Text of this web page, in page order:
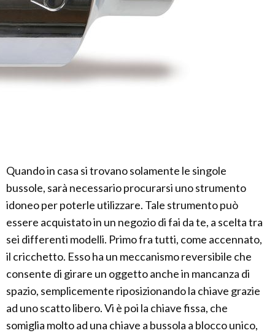
Quando in casa si trovano solamente le singole
bussole, sarà necessario procurarsi uno strumento
idoneo per poterle utilizzare. Tale strumento può
essere acquistato in un negozio di fai da te, a scelta tra
sei differenti modelli. Primo fra tutti, come accennato,
il cricchetto. Esso ha un meccanismo reversibile che
consente di girare un oggetto anche in mancanza di
spazio, semplicemente riposizionando la chiave grazie
ad uno scatto libero. Vi è poi la chiave fissa, che
somiglia molto ad una chiave a bussola a blocco unico,